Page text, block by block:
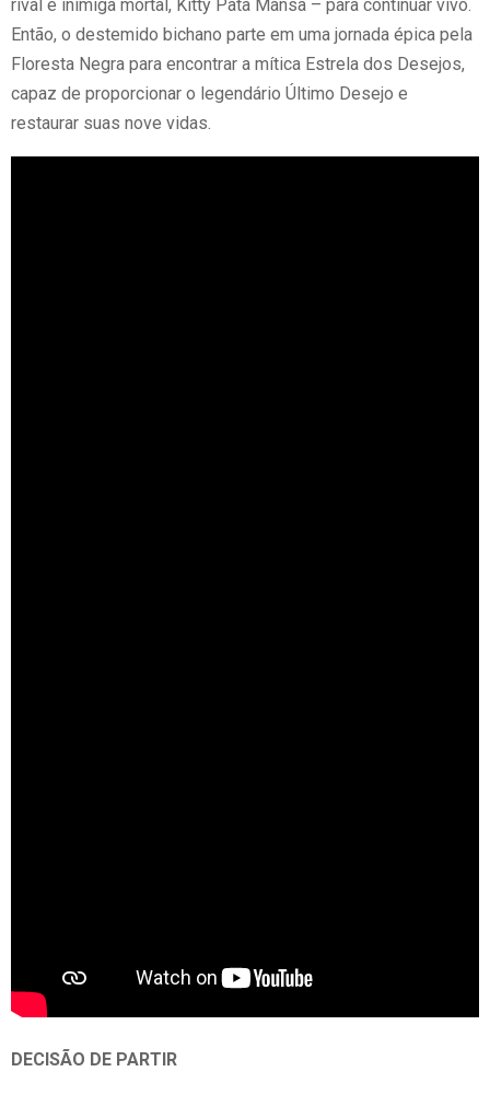
rival e inimiga mortal, Kitty Pata Mansa – para continuar vivo.
Então, o destemido bichano parte em uma jornada épica pela
Floresta Negra para encontrar a mítica Estrela dos Desejos,
capaz de proporcionar o legendário Último Desejo e
restaurar suas nove vidas.
DECISÃO DE PARTIR